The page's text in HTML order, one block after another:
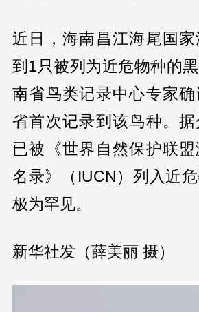
近日，海南昌江海尾国
到1只被列为近危物种的
南省鸟类记录中心专家
省首次记录到该鸟种。
已被《世界自然保护联
名录》（IUCN）列入近
极为罕见。
新华社发（薛美丽 摄）